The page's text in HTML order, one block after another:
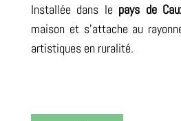
Installée dans le pays de
maison et s’attache au
artistiques en ruralité.